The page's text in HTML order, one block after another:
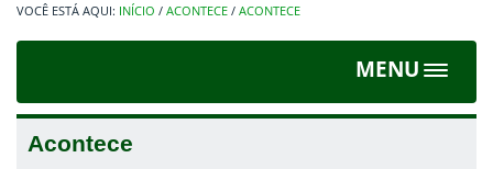
INÍCIO / ACONTECE / ACONTECE
MENU
Toggle
Acontece